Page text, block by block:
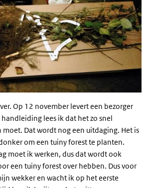
Op 12 november levert een bezorger
lees ik dat het zo snel
Dat wordt nog een uitdaging. Het is
om een tuiny forest te planten.
moet ik werken, dus dat wordt ook
een tuiny forest over hebben. Dus voor
wekker en wacht ik op het eerste